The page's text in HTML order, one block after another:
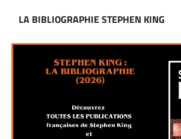
LA BIBLIOGRAPHIE STEPHEN KING